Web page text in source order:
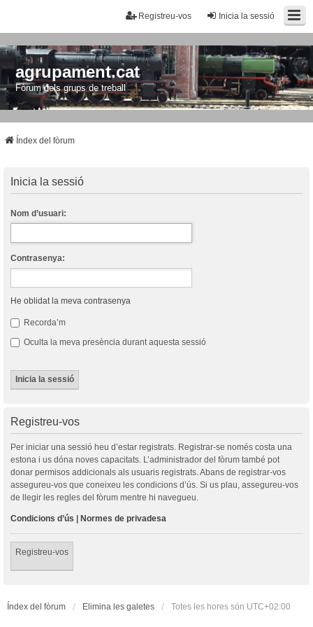
Inicia la sessió
Registreu-vos
agrupament.cat
Fòrum dels grups de treball
Índex del fòrum
Inicia la sessió
Nom d’usuari:
Contrasenya:
He oblidat la meva contrasenya
Recorda’m
Oculta la meva presència durant aquesta sessió
Registreu-vos
Per iniciar una sessió heu d’estar registrats. Registrar-se només costa una
estona i us dóna noves capacitats. L’administrador del fòrum també pot
donar permisos addicionals als usuaris registrats. Abans de registrar-vos
assegureu-vos que coneixeu les condicions d’ús. Si us plau, assegureu-vos
de llegir les regles del fòrum mentre hi navegueu.
Condicions d’ús | Normes de privadesa
Registreu-vos
Índex del fòrum Elimina les galetes Totes les hores són UTC+02:00